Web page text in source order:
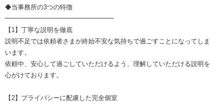
◆当事務所の3つの特徴
━━━━━━━━━━━━━━━━━
【1】丁寧な説明を徹底
説明不足では依頼者さまが終始不安な気持ちで過ごすことになってしま
います。
依頼中、安心して過ごしていただけるよう、理解していただける説明を
心がけております。
【2】プライバシーに配慮した完全個室